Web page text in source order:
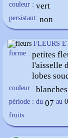
couleur : vert
persistant: non
FLEURS
forme : petites
l'aisselle
lobes
couleur :
période : du 07 au
fruits: